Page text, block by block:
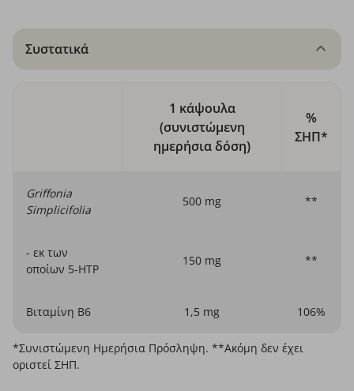
Συστατικά
1 κάψουλα
(συνιστώμενη
ημερήσια δόση)
%
ΣΗΠ*
Griffonia
Simplicifolia
500 mg **
- εκ των
οποίων 5-HTP
150 mg **
Βιταμίνη B6 1,5 mg 106%
*Συνιστώμενη Ημερήσια Πρόσληψη. **Ακόμη δεν έχει
οριστεί ΣΗΠ.